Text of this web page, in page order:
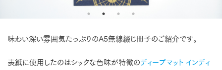
味わい深い雰囲気たっぷりのA5無線綴じ冊子のご紹介です。
表紙に使用したのはシックな色味が特徴のディープマット インディ